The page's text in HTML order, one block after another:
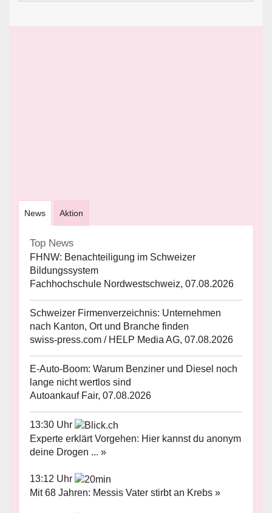
News Aktion
Top News
FHNW: Benachteiligung im Schweizer
Bildungssystem
Fachhochschule Nordwestschweiz, 07.08.2026
Schweizer Firmenverzeichnis: Unternehmen
nach Kanton, Ort und Branche finden
swiss-press.com / HELP Media AG, 07.08.2026
E-Auto-Boom: Warum Benziner und Diesel noch
lange nicht wertlos sind
Autoankauf Fair, 07.08.2026
13:30 Uhr
Experte erklärt Vorgehen: Hier kannst du anonym
deine Drogen ... »
13:12 Uhr
Mit 68 Jahren: Messis Vater stirbt an Krebs »